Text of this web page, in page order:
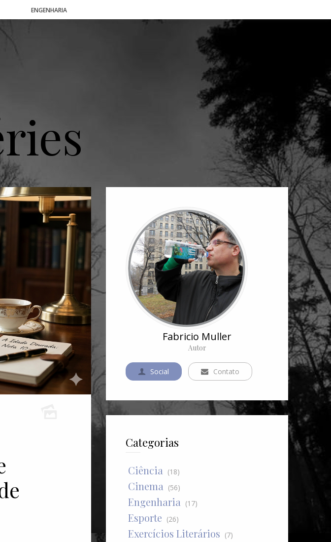
ENGENHARIA
Fabricio Muller
Autor
Social Contato
Categorias
Ciência (18)
Cinema (56)
Engenharia (17)
Esporte (26)
Exercícios Literários (7)